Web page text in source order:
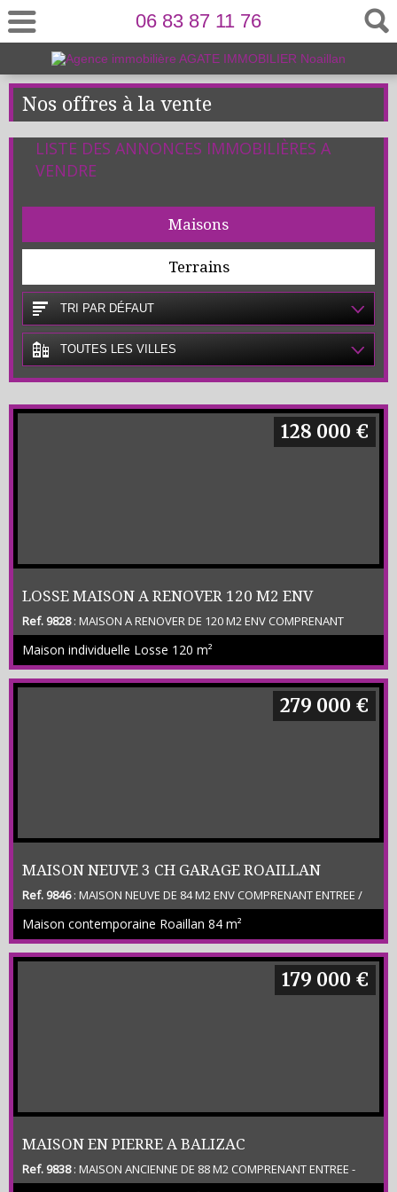
06 83 87 11 76
Nos offres à la vente
LISTE DES ANNONCES IMMOBILIÈRES A
VENDRE
Maisons
Terrains
TRI PAR DÉFAUT
TOUTES LES VILLES
LOSSE MAISON A RENOVER 120 M2 ENV
Ref. 9828: MAISON A RENOVER DE 120 M2 ENV COMPRENANT
ENTREE SEJOUR CUISINE 4 CHAMBRES 2 SDE WC CELLIER GARAGE
ATTENANT CABANON TERRAIN DE 7 500 M2 ENV - SECTEUR CALME
PROCHE DE CAPTIEUX POUR L ACCES AUTOROUTE - Prix Net
Vendeur 120 000 € plus honoraires 8 000 € charge acquéreur
Maison individuelle Losse 120 m²
128 000 €
MAISON NEUVE 3 CH GARAGE ROAILLAN
Ref. 9846: MAISON NEUVE DE 84 M2 ENV COMPRENANT ENTREE /
SEJOUR / CUISINE A DEFINIR LA COLORIE - 2 WC - SDE - 3
CHAMBRES AVEC PLACARD - GARAGE - TERRASSE CARRELEE -
JARDIN CLOS DE 500 M2 ENV (Classe énergétique A) - Prix Net
Vendeur 269 000 € plus honoraires 10 000 € charge acquéreur
Maison contemporaine Roaillan 84 m²
279 000 €
MAISON EN PIERRE A BALIZAC
Ref. 9838: MAISON ANCIENNE DE 88 M2 COMPRENANT ENTREE -
SEJOUR AVEC PIERRES APPARENTES - CUISINE - 2 CHAMBRES -
179 000 €